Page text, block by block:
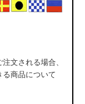
文される場合、
商品について